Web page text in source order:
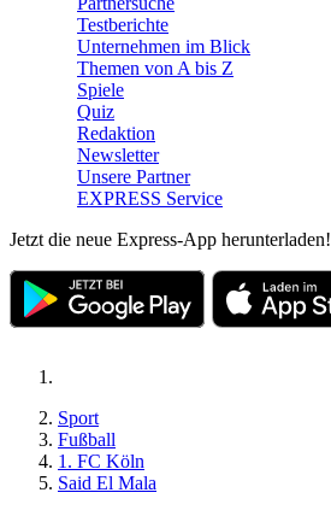
Testberichte
Unternehmen im Blick
Themen von A bis Z
Spiele
Quiz
Redaktion
Newsletter
Unsere Partner
EXPRESS Service
Jetzt die neue Express-App herunterladen!
Sport
Fußball
1. FC Köln
Said El Mala